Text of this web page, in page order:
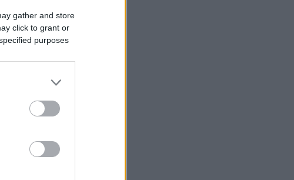
gather and store
click to grant or
purposes